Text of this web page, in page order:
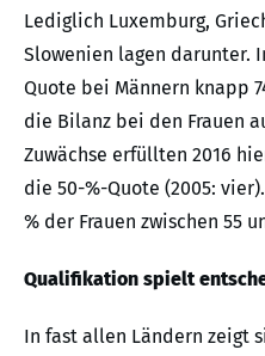
Lediglich Luxemburg,
Slowenien lagen darunter.
Quote bei Männern knapp
die Bilanz bei den Frauen
Zuwächse erfüllten 2016
die 50-%-Quote (2005:
% der Frauen zwischen 55
Qualifikation spielt
In fast allen Ländern zeigt